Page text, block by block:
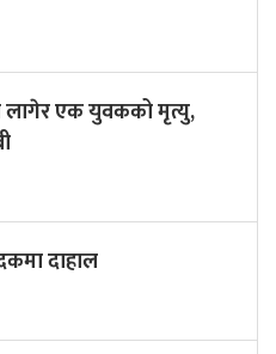
लागेर एक युवकको मृत्यु,
दाहाल